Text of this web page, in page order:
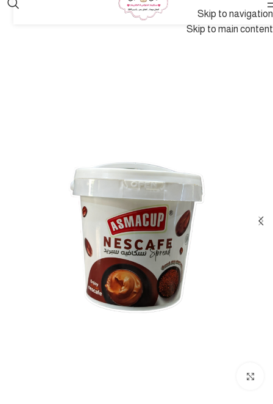
Skip to navigation
Skip to main content